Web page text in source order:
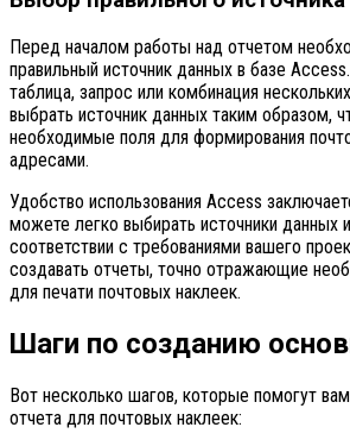
Перед началом работы над отчетом
правильный источник данных в базе
таблица, запрос или комбинация
выбрать источник данных таким образом,
необходимые поля для формирования
адресами.
Удобство использования Access
можете легко выбирать источники данных
соответствии с требованиями вашего
создавать отчеты, точно отражающие
для печати почтовых наклеек.
Шаги по созданию
Вот несколько шагов, которые помогут
отчета для почтовых наклеек: